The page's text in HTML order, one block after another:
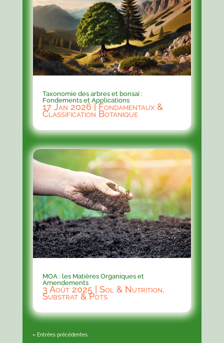
Taxonomie des arbres et bonsaï :
Fondements et Applications
17 Jan 2026 |Fondamentaux &
Classification Botanique
MOA : les Matières Organiques et
Amendements
3 Août 2025| Sol & Nutrition,
Substrat & Pots
« Entrées précédentes